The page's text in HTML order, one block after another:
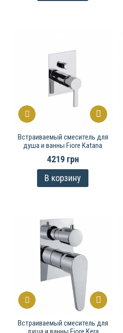
Встраиваемый смеситель для
душа и ванны Fiore Katana
4219 грн
В корзину
Встраиваемый смеситель для